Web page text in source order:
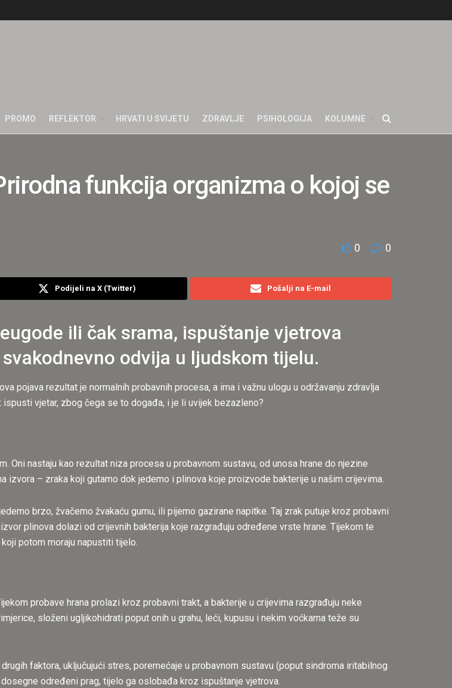
PROMO REFLEKTOR HRVATI U SVIJETU ZDRAVLJE PSIHOLOGIJA KOLUMNE
funkcija organizma o kojoj se
0 0
Podijeli na X (Twitter) Pošalji na E-mail
ili čak srama, ispuštanje vjetrova
odvija u ljudskom tijelu.
pojava rezultat je normalnih probavnih procesa, a ima i važnu ulogu u održavanju zdravlja
vjetar, zbog čega se to događa, i je li uvijek bezazleno?
nastaju kao rezultat niza procesa u probavnom sustavu, od unosa hrane do njezine
izvora – zraka koji gutamo dok jedemo i plinova koje proizvode bakterije u našim crijevima.
brzo, žvačemo žvakaću gumu, ili pijemo gazirane napitke. Taj zrak putuje kroz probavni
plinova dolazi od crijevnih bakterija koje razgrađuju određene vrste hrane. Tijekom te
potom moraju napustiti tijelo.
probave hrana prolazi kroz probavni trakt, a bakterije u crijevima razgrađuju neke
složeni ugljikohidrati poput onih u grahu, leći, kupusu i nekim voćkama teže su
faktora, uključujući stres, poremećaje u probavnom sustavu (poput sindroma iritabilnog
određeni prag, tijelo ga oslobađa kroz ispuštanje vjetrova.